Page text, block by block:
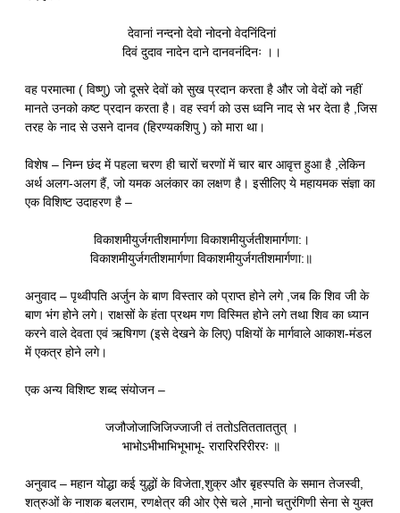
देवानां नन्दनो देवो नोदनो वेदनिंदिनां
दिवं दुदाव नादेन दाने दानवनंदिनः ।।
वह परमात्मा ( विष्णु) जो दूसरे देवों को सुख प्रदान करता है और जो वेदों को नहीं
मानते उनको कष्ट प्रदान करता है। वह स्वर्ग को उस ध्वनि नाद से भर देता है ,जिस
तरह के नाद से उसने दानव (हिरण्यकशिपु ) को मारा था।
विशेष – निम्न छंद में पहला चरण ही चारों चरणों में चार बार आवृत्त हुआ है ,लेकिन
अर्थ अलग-अलग हैं, जो यमक अलंकार का लक्षण है। इसीलिए ये महायमक संज्ञा का
एक विशिष्ट उदाहरण है –
विकाशमीयुर्जगतीशमार्गणा विकाशमीयुर्जतीशमार्गणा:।
विकाशमीयुर्जगतीशमार्गणा विकाशमीयुर्जगतीशमार्गणा:॥
अनुवाद – पृथ्वीपति अर्जुन के बाण विस्तार को प्राप्त होने लगे ,जब कि शिव जी के
बाण भंग होने लगे। राक्षसों के हंता प्रथम गण विस्मित होने लगे तथा शिव का ध्यान
करने वाले देवता एवं ऋषिगण (इसे देखने के लिए) पक्षियों के मार्गवाले आकाश-मंडल
में एकत्र होने लगे।
एक अन्य विशिष्ट शब्द संयोजन –
जजौजोजाजिजिज्जाजी तं ततोऽतितताततुत् ।
भाभोऽभीभाभिभूभाभू- रारारिररिरीररः ॥
अनुवाद – महान योद्धा कई युद्धों के विजेता,शुक्र और बृहस्पति के समान तेजस्वी,
शत्रुओं के नाशक बलराम, रणक्षेत्र की ओर ऐसे चले ,मानो चतुरंगिणी सेना से युक्त